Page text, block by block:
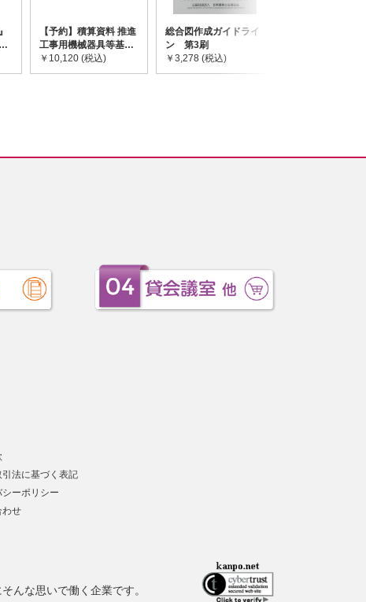
予
【予約】積算資料 推進
工事用機械器具等基礎
価格表 2026年度版
※2026/8/31発売予定
￥10,120 (税込)
総合図作成ガイドライ
ン 第3刷
￥3,278 (税込)
引法に基づく表記
シーポリシー
わせ
んな思いで働く企業です。